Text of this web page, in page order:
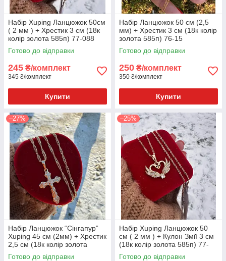
Набір Xuping Ланцюжок 50см
( 2 мм ) + Хрестик 3 см (18к
колір золота 585п) 77-088
Готово до відправки
245 ₴/комплект
345 ₴/комплект
Купити
Набір Ланцюжок 50 см (2,5
мм) + Хрестик 3 см (18к колір
золота 585п) 76-15
Готово до відправки
250 ₴/комплект
350 ₴/комплект
Купити
–27%
Набір Ланцюжок “Сінгапур”
Xuping 45 см (2мм) + Хрестик
2,5 см (18к колір золота
585п) 82-037-1
Готово до відправки
–25%
Набір Xuping Ланцюжок 50
см ( 2 мм ) + Кулон Змії 3 см
(18к колір золота 585п) 77-
132
Готово до відправки